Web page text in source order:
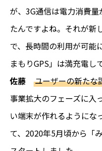
が、3G通信は電力消費
たんですよね。それが新
で、長時間の利用が可能
まもりGPS」は満充電し
佐藤
ユーザーの新たな
事業拡大のフェーズに入
い端末が作れるようにな
て、2020年5月頃から「